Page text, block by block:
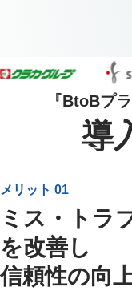
『BtoBプ
導
メリット 01
ミス・トラ
を改善し
信頼性の向